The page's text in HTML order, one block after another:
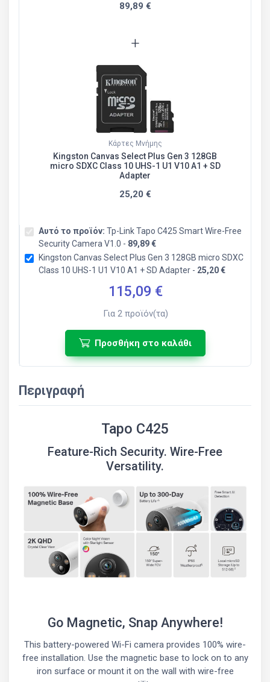
89,89 €
+
Κάρτες Μνήμης
Kingston Canvas Select Plus Gen 3 128GB
micro SDXC Class 10 UHS-1 U1 V10 A1 + SD
Adapter
25,20 €
Αυτό το προϊόν: Tp-Link Tapo C425 Smart Wire-Free
Security Camera V1.0 - 89,89 €
Kingston Canvas Select Plus Gen 3 128GB micro SDXC
Class 10 UHS-1 U1 V10 A1 + SD Adapter - 25,20 €
115,09 €
Για 2προϊόν(τα)
Προσθήκη στο καλάθι
Περιγραφή
Tapo C425
Feature-Rich Security. Wire-Free
Versatility.
Go Magnetic, Snap Anywhere!
This battery-powered Wi-Fi camera provides 100% wire-
free installation. Use the magnetic base to lock on to any
iron surface or mount it on the wall with wire-free